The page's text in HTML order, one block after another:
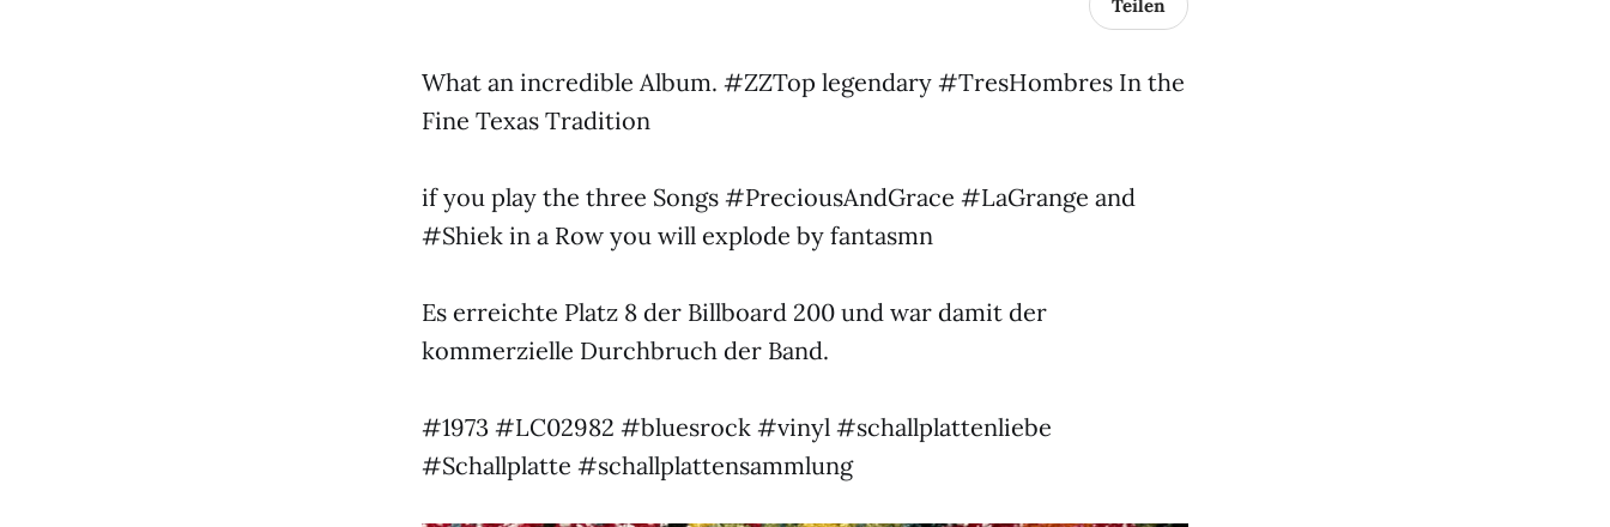
Teilen
What an incredible Album. #ZZTop legendary #TresHombres In the
Fine Texas Tradition
if you play the three Songs #PreciousAndGrace #LaGrange and
#Shiek in a Row you will explode by fantasmn
Es erreichte Platz 8 der Billboard 200 und war damit der
kommerzielle Durchbruch der Band.
#1973 #LC02982 #bluesrock #vinyl #schallplattenliebe
#Schallplatte #schallplattensammlung